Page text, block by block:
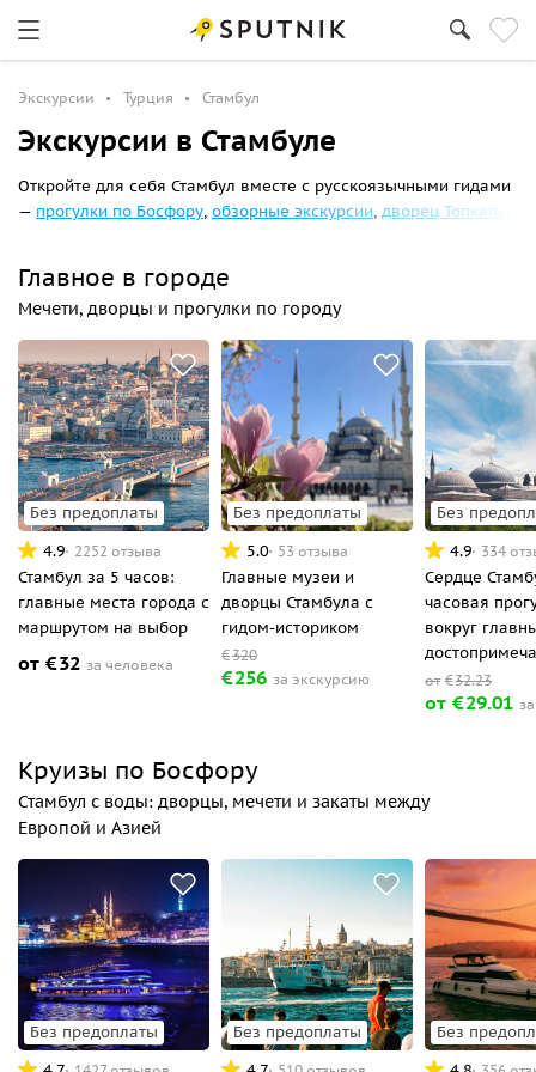
Экскурсии Турция Стамбул
Экскурсии в Стамбуле
Откройте для себя Стамбул вместе с русскоязычными гидами
— прогулки по Босфору, обзорные экскурсии, дворец Топкапы
онлайн-бронирование.
Главное в городе
Мечети, дворцы и прогулки по городу
Без предоплаты
4.9 2252 отзыва
Стамбул за 5 часов:
главные места города с
маршрутом на выбор
от €32 за человека
Без предоплаты
5.0 53 отзыва
Главные музеи и
дворцы Стамбула с
гидом-историком
€320
€256 за экскурсию
Без
4.9 334
Сердце
часовая
вокруг
от €32.23
от €29.01
Круизы по Босфору
Стамбул с воды: дворцы, мечети и закаты между
Европой и Азией
Без предоплаты
Без предоплаты
Без